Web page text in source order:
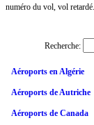
numéro du vol, vol retardé.
Recherche:
Aéroports en Algérie
Aéroports de Autriche
Aéroports de Canada